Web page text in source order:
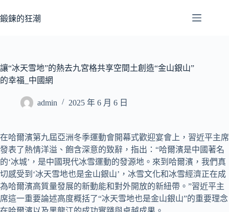
至
容
鍛鍊的狂潮
讓“冰天雪地”的熱去九宮格共享空間土創造“金山銀山”
的幸福_中國網
admin 2025 年 6 月 6 日
在哈爾濱第九屆亞洲冬季運動會開幕式歡迎宴會上，習近平主席
發表了熱情洋溢、飽含深意的致辭，指出：“哈爾濱是中國著名
的‘冰城’，是中國現代冰雪運動的發源地。來到哈爾濱，我們真
切感受到‘冰天雪地也是金山銀山’，冰雪文化和冰雪經濟正在成
為哈爾濱高質量發展的新動能和對外開放的新紐帶。”習近平主
席這一重要論述高度概括了“冰天雪地也是金山銀山”的重要理念